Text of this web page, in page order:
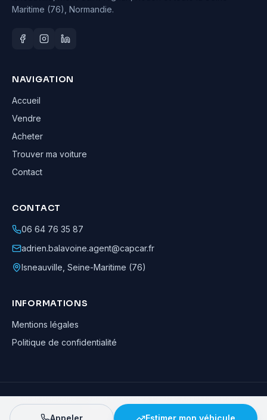
Maritime (76), Normandie.
NAVIGATION
Accueil
Vendre
Acheter
Trouver ma voiture
Contact
CONTACT
06 64 76 35 87
adrien.balavoine.agent@capcar.fr
Isneauville Seine-Maritime (76)
INFORMATIONS
Mentions légales
Politique de confidentialité
Adrien Balavoine—Agent automobile CapCar, Agent formateur· ©
· Tous droits réservés
Appeler Estimer mon véhicule